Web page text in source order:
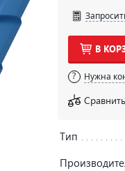
В
Нужна
Сравнить
Тип